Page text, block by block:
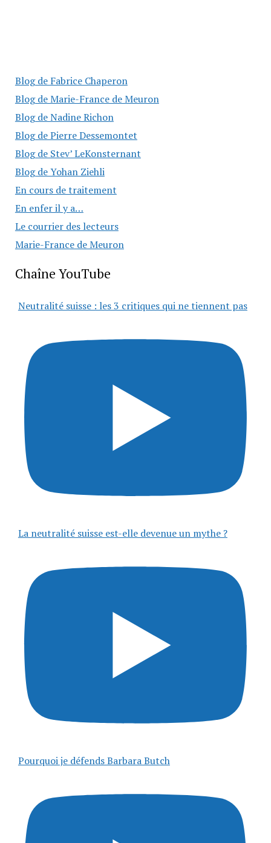
Blog de Fabrice Chaperon
Blog de Marie-France de Meuron
Blog de Nadine Richon
Blog de Pierre Dessemontet
Blog de Stev’ LeKonsternant
Blog de Yohan Ziehli
En cours de traitement
En enfer il y a…
Le courrier des lecteurs
Marie-France de Meuron
Chaîne YouTube
Neutralité suisse : les 3 critiques qui ne tiennent pas
La neutralité suisse est-elle devenue un mythe ?
Pourquoi je défends Barbara Butch